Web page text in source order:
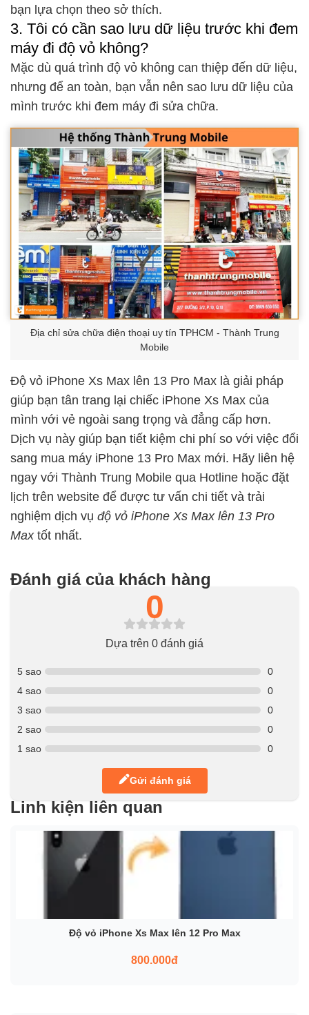
bạn lựa chọn theo sở thích.
3. Tôi có cần sao lưu dữ liệu trước khi đem
máy đi độ vỏ không?
Mặc dù quá trình độ vỏ không can thiệp đến dữ liệu,
nhưng để an toàn, bạn vẫn nên sao lưu dữ liệu của
mình trước khi đem máy đi sửa chữa.
Địa chỉ sửa chữa điện thoại uy tín TPHCM - Thành Trung
Mobile
Độ vỏ iPhone Xs Max lên 13 Pro Max là giải pháp
giúp bạn tân trang lại chiếc iPhone Xs Max của
mình với vẻ ngoài sang trọng và đẳng cấp hơn.
Dịch vụ này giúp bạn tiết kiệm chi phí so với việc đổi
sang mua máy iPhone 13 Pro Max mới. Hãy liên hệ
ngay với Thành Trung Mobile qua Hotline hoặc đặt
lịch trên website để được tư vấn chi tiết và trải
nghiệm dịch vụ độ vỏ iPhone Xs Max lên 13 Pro
Maxtốt nhất.
Đánh giá của khách hàng
0
Dựa trên 0 đánh giá
5 sao
0
4 sao
0
3 sao
0
2 sao
0
1 sao
0
Gửi đánh giá
Linh kiện liên quan
Độ vỏ iPhone Xs Max lên 12 Pro Max
800.000đ